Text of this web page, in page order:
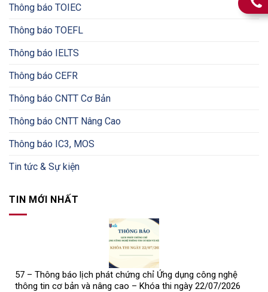
Thông báo TOIEC
Thông báo TOEFL
Thông báo IELTS
Thông báo CEFR
Thông báo CNTT Cơ Bản
Thông báo CNTT Nâng Cao
Thông báo IC3, MOS
Tin tức & Sự kiện
TIN MỚI NHẤT
57 – Thông báo lịch phát chứng chỉ Ứng dụng công nghệ
thông tin cơ bản và nâng cao – Khóa thi ngày 22/07/2026